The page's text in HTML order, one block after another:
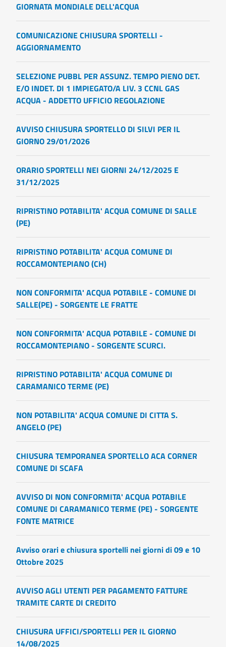
GIORNATA MONDIALE DELL'ACQUA
COMUNICAZIONE CHIUSURA SPORTELLI -
AGGIORNAMENTO
SELEZIONE PUBBL PER ASSUNZ. TEMPO PIENO DET.
E/O INDET. DI 1 IMPIEGATO/A LIV. 3 CCNL GAS
ACQUA - ADDETTO UFFICIO REGOLAZIONE
AVVISO CHIUSURA SPORTELLO DI SILVI PER IL
GIORNO 29/01/2026
ORARIO SPORTELLI NEI GIORNI 24/12/2025 E
31/12/2025
RIPRISTINO POTABILITA' ACQUA COMUNE DI SALLE
(PE)
RIPRISTINO POTABILITA' ACQUA COMUNE DI
ROCCAMONTEPIANO (CH)
NON CONFORMITA' ACQUA POTABILE - COMUNE DI
SALLE(PE) - SORGENTE LE FRATTE
NON CONFORMITA' ACQUA POTABILE - COMUNE DI
ROCCAMONTEPIANO - SORGENTE SCURCI.
RIPRISTINO POTABILITA' ACQUA COMUNE DI
CARAMANICO TERME (PE)
NON POTABILITA' ACQUA COMUNE DI CITTA S.
ANGELO (PE)
CHIUSURA TEMPORANEA SPORTELLO ACA CORNER
COMUNE DI SCAFA
AVVISO DI NON CONFORMITA' ACQUA POTABILE
COMUNE DI CARAMANICO TERME (PE) - SORGENTE
FONTE MATRICE
Avviso orari e chiusura sportelli nei giorni di 09 e 10
Ottobre 2025
AVVISO AGLI UTENTI PER PAGAMENTO FATTURE
TRAMITE CARTE DI CREDITO
CHIUSURA UFFICI/SPORTELLI PER IL GIORNO
14/08/2025